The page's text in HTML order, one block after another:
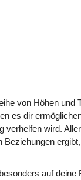
von Höhen und
es dir
verhelfen wird.
auf deine